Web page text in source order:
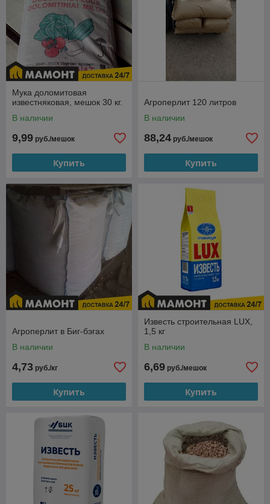
Мука доломитовая
известняковая, мешок 30 кг.
В наличии
9,99 руб./мешок
Купить
Агроперлит 120 литров
В наличии
88,24 руб./мешок
Купить
Агроперлит в Биг-бэгах
В наличии
4,73 руб./кг
Купить
Известь строительная LUX,
1,5 кг
В наличии
6,69 руб./мешок
Купить